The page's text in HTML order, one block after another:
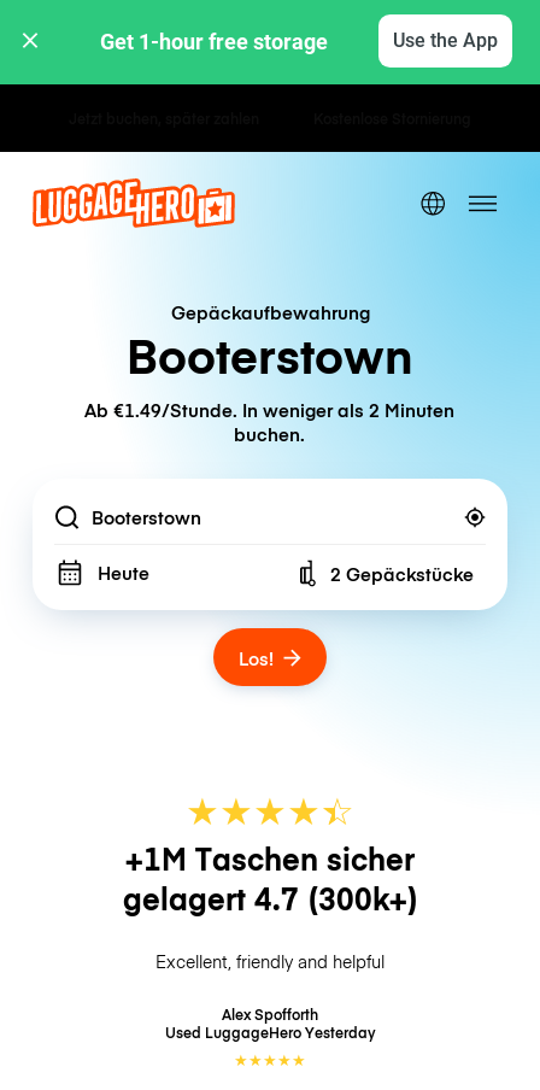
Get 1-hour free storage Use the App
Gepäckaufbewahrung
Booterstown
Ab €1.49/Stunde. In weniger als 2 Minuten
buchen.
Location
Heute Number of bags
2 Gepäckstücke
Los!
★★★★☆
★
+1M Taschen sicher
gelagert 4.7 (300k+)
Excellent, friendly and helpful
Alex Spofforth
Used LuggageHeroYesterday
★★★★★